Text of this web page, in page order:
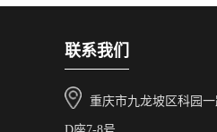
联系我们
重庆市九龙坡区科园